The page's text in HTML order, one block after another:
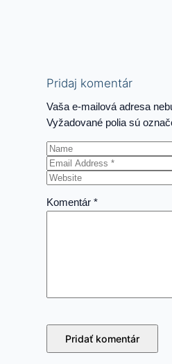
Pridaj komentár
Vaša e-mailová adresa
Vyžadované polia sú
Komentár*